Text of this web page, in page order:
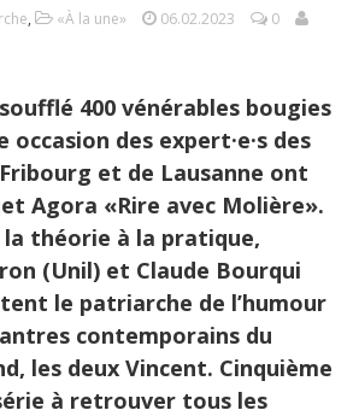
, «À la une» 06.02.2023
0
400 vénérables bougies
occasion des expert·e·s des
et de Lausanne ont
Agora «Rire avec Molière».
la théorie à la pratique,
(Unil) et Claude Bourqui
le patriarche de l’humour
contemporains du
les deux Vincent. Cinquième
à retrouver tous les